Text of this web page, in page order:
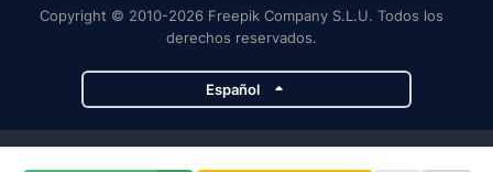
Copyright © 2010-2026 Freepik Company S.L.U. Todos los
derechos reservados.
Español